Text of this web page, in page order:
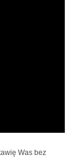
Was bez